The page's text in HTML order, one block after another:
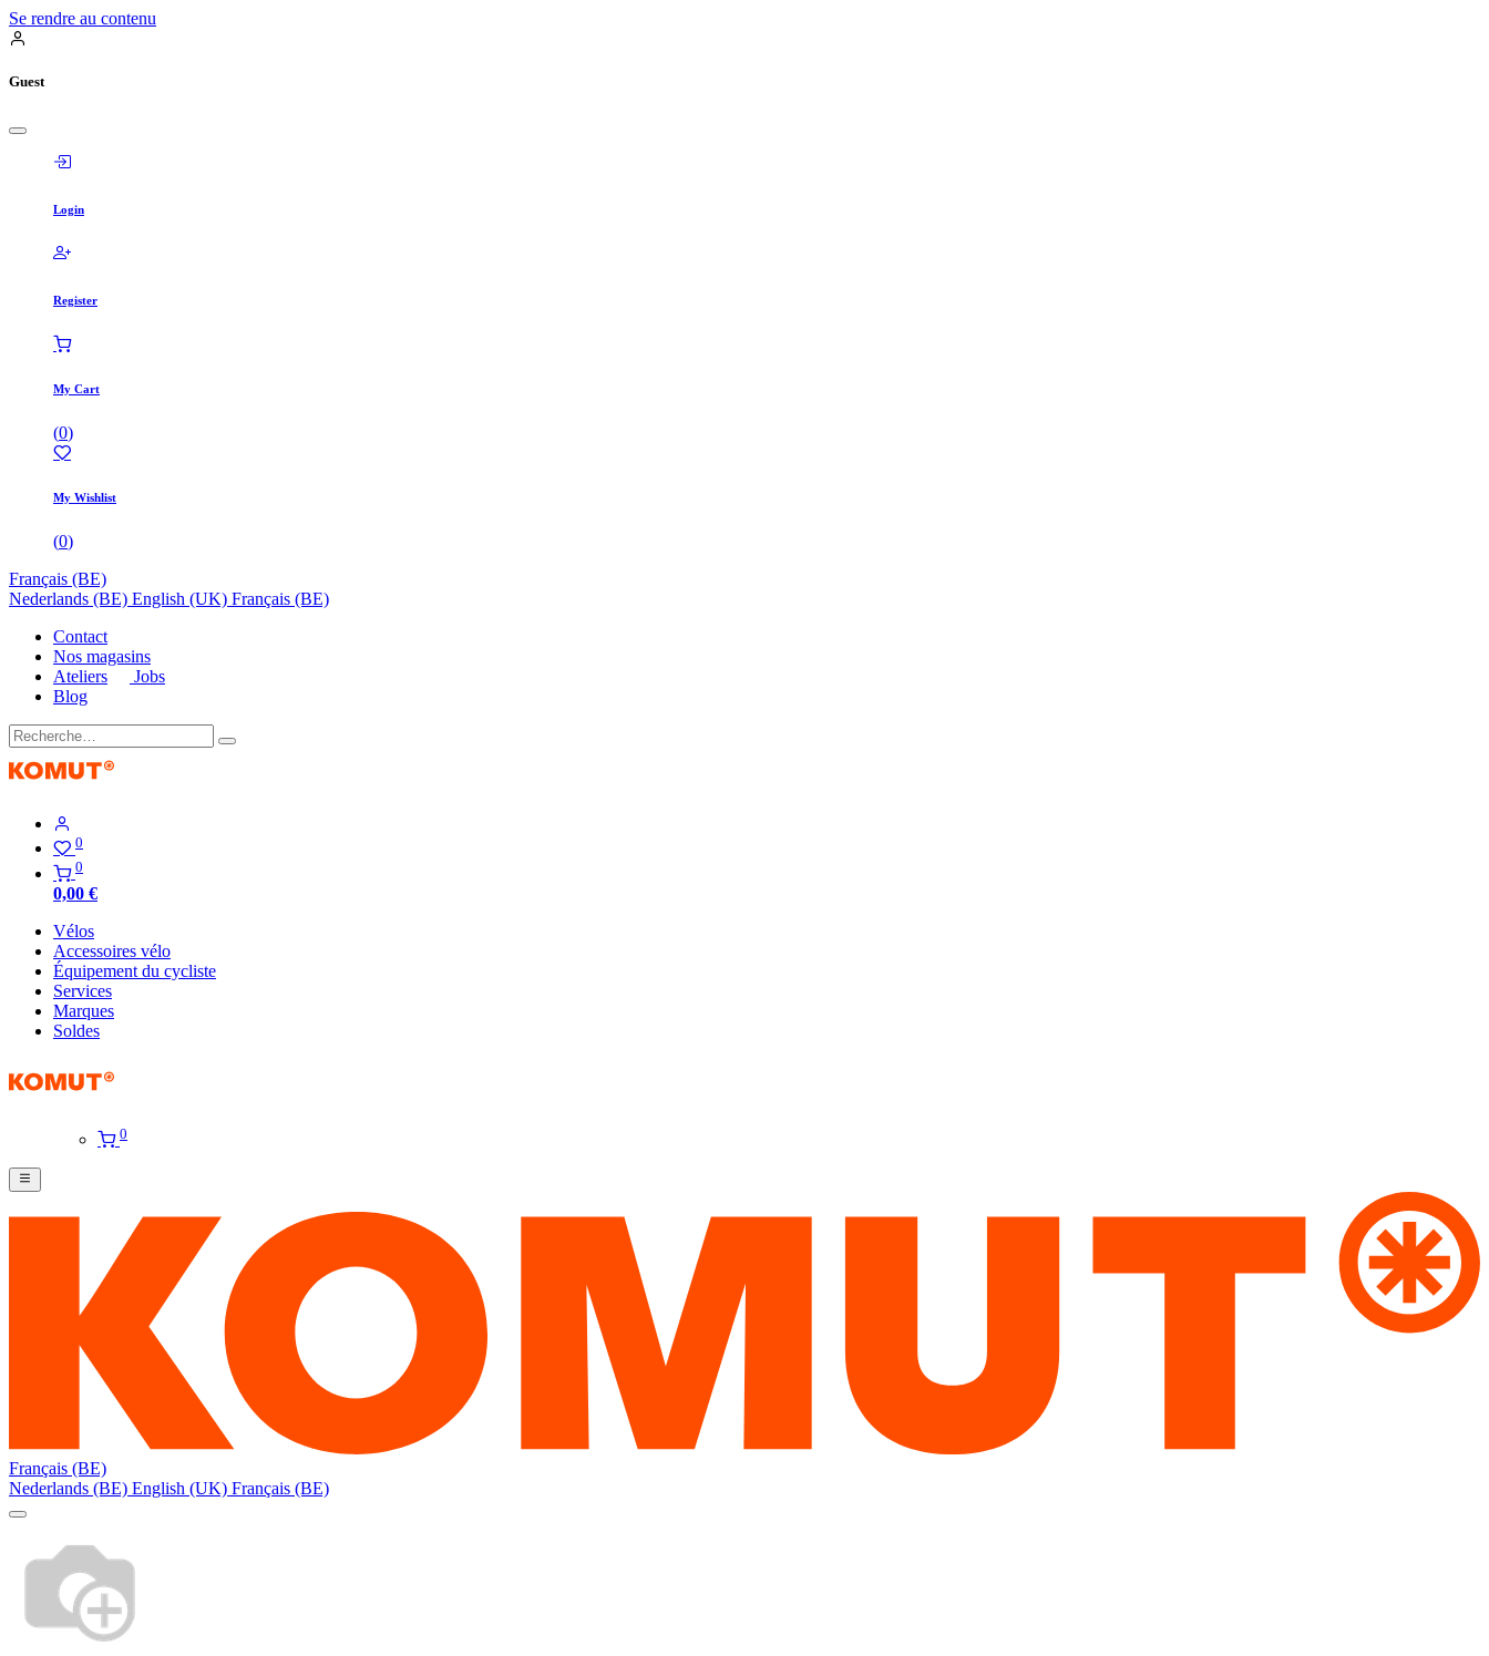
Se rendre au contenu
Guest
Login
Register
My Cart
(0)
My Wishlist
(0)
Français (BE)
Nederlands (BE) English (UK) Français (BE)
Contact
Nos magasins
Ateliers
Jobs
Blog
0
0
0,00 €
Vélos
Accessoires vélo
Équipement du cycliste
Services
Marques
Soldes
0
Français (BE)
Nederlands (BE) English (UK) Français (BE)